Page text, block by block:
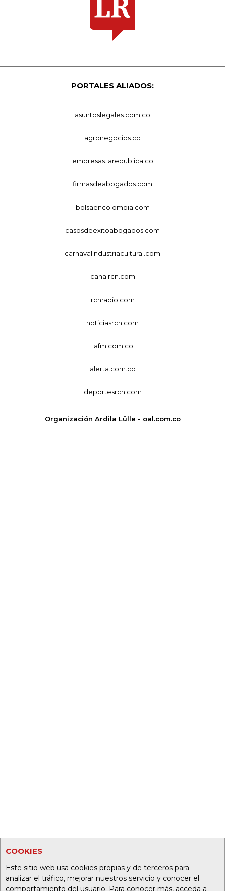
COOKIES
Este sitio web usa cookies propias y de terceros para
analizar el tráfico, mejorar nuestros servicio y conocer el
comportamiento del usuario. Para conocer más, acceda a
PORTALES ALIADOS:
asuntoslegales.com.co
agronegocios.co
empresas.larepublica.co
firmasdeabogados.com
bolsaencolombia.com
casosdeexitoabogados.com
carnavalindustriacultural.com
canalrcn.com
rcnradio.com
noticiasrcn.com
lafm.com.co
alerta.com.co
deportesrcn.com
Organización Ardila Lülle - oal.com.co